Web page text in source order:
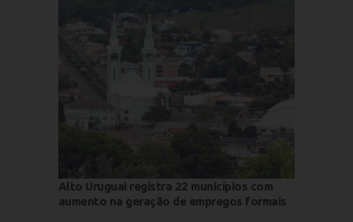
Alto Uruguai registra 22 municípios com
aumento na geração de empregos formais